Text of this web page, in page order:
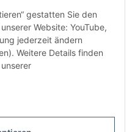
gestatten Sie den
Website: YouTube,
jederzeit ändern
Weitere Details finden